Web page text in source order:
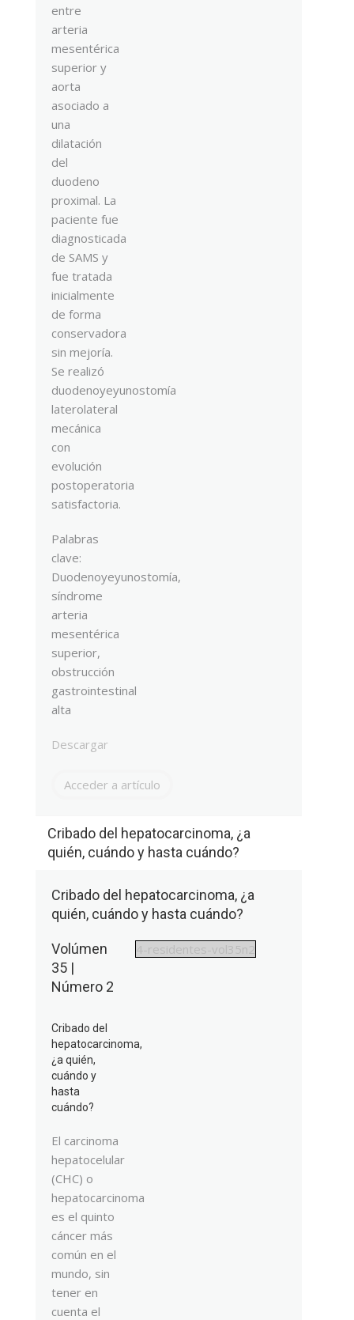
entre
arteria
mesentérica
superior y
aorta
asociado a
una
dilatación
del
duodeno
proximal. La
paciente fue
diagnosticada
de SAMS y
fue tratada
inicialmente
de forma
conservadora
sin mejoría.
Se realizó
duodenoyeyunostomía
laterolateral
mecánica
con
evolución
postoperatoria
satisfactoria.
Palabras
clave:
Duodenoyeyunostomía,
síndrome
arteria
mesentérica
superior,
obstrucción
gastrointestinal
alta
Descargar
Acceder a artículo
Cribado del hepatocarcinoma, ¿a
quién, cuándo y hasta cuándo?
Cribado del hepatocarcinoma, ¿a
quién, cuándo y hasta cuándo?
Volúmen
35 |
Número 2
Cribado del
hepatocarcinoma,
¿a quién,
cuándo y
hasta
cuándo?
El carcinoma
hepatocelular
(CHC) o
hepatocarcinoma
es el quinto
cáncer más
común en el
mundo, sin
tener en
cuenta el
4-residentes-vol35n2